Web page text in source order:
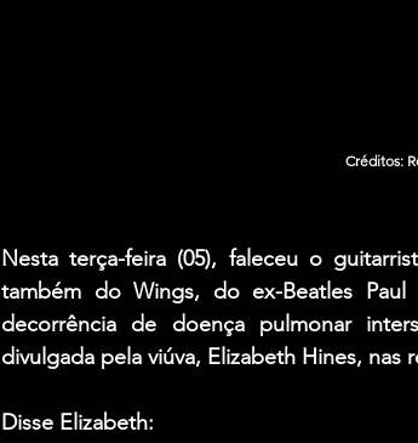
Créditos:
Nesta terça-feira (05), faleceu o
também do Wings, do ex-Beatles Paul
decorrência de doença pulmonar
divulgada pela viúva, Elizabeth Hines, nas
Disse Elizabeth: